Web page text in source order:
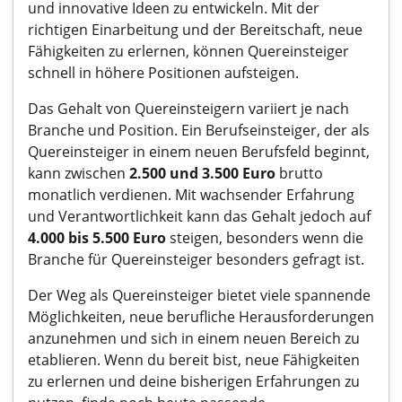
und innovative Ideen zu entwickeln. Mit der
richtigen Einarbeitung und der Bereitschaft, neue
Fähigkeiten zu erlernen, können Quereinsteiger
schnell in höhere Positionen aufsteigen.
Das Gehalt von Quereinsteigern variiert je nach
Branche und Position. Ein Berufseinsteiger, der als
Quereinsteiger in einem neuen Berufsfeld beginnt,
kann zwischen 2.500 und 3.500 Euro brutto
monatlich verdienen. Mit wachsender Erfahrung
und Verantwortlichkeit kann das Gehalt jedoch auf
4.000 bis 5.500 Eurosteigen, besonders wenn die
Branche für Quereinsteiger besonders gefragt ist.
Der Weg als Quereinsteiger bietet viele spannende
Möglichkeiten, neue berufliche Herausforderungen
anzunehmen und sich in einem neuen Bereich zu
etablieren. Wenn du bereit bist, neue Fähigkeiten
zu erlernen und deine bisherigen Erfahrungen zu